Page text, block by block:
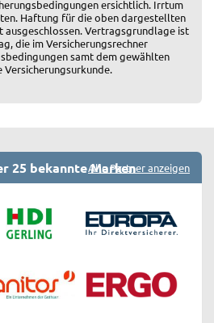
ersichtlich. Irrtum
Haftung für die oben dargestellten
Vertragsgrundlage ist
die im Versicherungsrechner
samt dem gewählten
25 bekannte MarkenAlle Partner anzeigen